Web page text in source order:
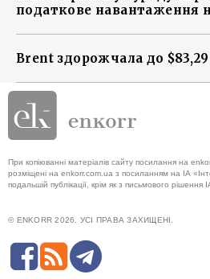
податкове навантаження
Brent здорожчала до $83,29
При копіюванні матеріалів сайту посилання на
розміщені на enkorr.com.ua з посиланням на ІА
подальшій публікації, крім як з письмового рішення
© ENKORR 2026. УСІ ПРАВА ЗАХИЩЕНІ.